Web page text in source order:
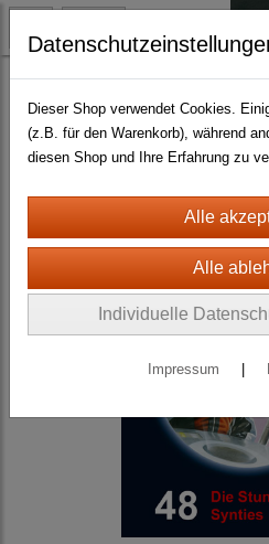
Science Fiction
Dieser Shop verwendet Cookies.
(z.B. für den Warenkorb), während
diesen Shop und Ihre Erfahrung zu
Individuelle
Impressum